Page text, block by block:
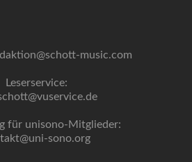
music.com
Leserservice:
für unisono-Mitglieder:
sono.org